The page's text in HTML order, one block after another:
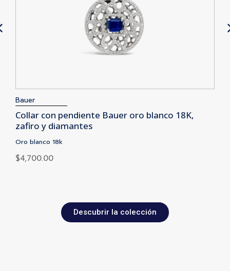
Bauer
Collar con pendiente Bauer oro blanco 18K,
zafiro y diamantes
Oro blanco 18k
$4,700.00
Descubrir la colección